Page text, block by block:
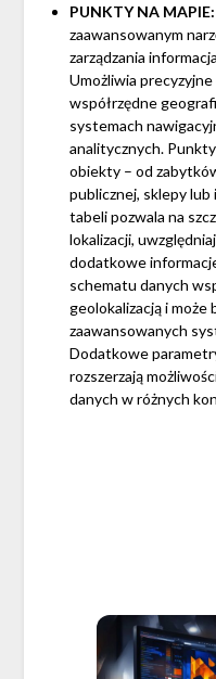
PUNKTY NA MAPIE:
zaawansowanym
zarządzania
Umożliwia
współrzędne
systemach
analitycznych.
obiekty – od
publicznej, sklepy
tabeli pozwala na
lokalizacji,
dodatkowe
schematu danych
geolokalizacją i może
zaawansowanych
Dodatkowe
rozszerzają
danych w różnych